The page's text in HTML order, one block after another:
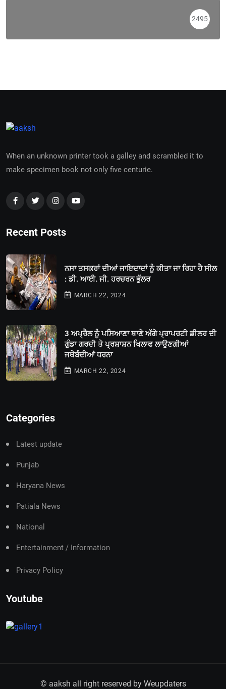
2495
When an unknown printer took a galley and scrambled it to
make specimen book not only five centurie.
Recent Posts
ਨਸਾ ਤਸਕਰਾਂ ਦੀਆਂ ਜਾਇਦਾਦਾਂ ਨੂੰ ਕੀਤਾ ਜਾ ਰਿਹਾ ਹੈ ਸੀਲ
: ਡੀ. ਆਈ. ਜੀ. ਹਰਚਰਨ ਭੁੱਲਰ
MARCH 22, 2024
3 ਅਪ੍ਰੈਲ ਨੂੰ ਪਸਿਆਣਾ ਥਾਣੇ ਅੱਗੇ ਪ੍ਰਾਪਰਟੀ ਡੀਲਰ ਦੀ
ਗੁੰਡਾ ਗਰਦੀ ਤੇ ਪ੍ਰਸ਼ਾਸ਼ਨ ਖਿਲਾਫ ਲਾਉਣਗੀਆਂ
ਜਥੇਬੰਦੀਆਂ ਧਰਨਾ
MARCH 22, 2024
Categories
Latest update
Punjab
Haryana News
Patiala News
National
Entertainment / Information
Privacy Policy
Youtube
© aaksh all right reserved by Weupdaters